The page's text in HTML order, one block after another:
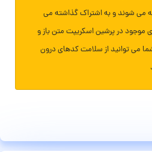
می شوند و به اشتراک گذاشته می
موجود در پرشین اسکریپت متن باز و
می توانید از سلامت کدهای درون